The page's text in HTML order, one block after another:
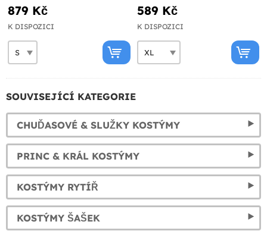
879 Kč
K DISPOZICI
589 Kč
K DISPOZICI
SOUVISEJÍCÍ KATEGORIE
CHUĎASOVÉ & SLUŽKY KOSTÝMY
PRINC & KRÁL KOSTÝMY
KOSTÝMY RYTÍŘ
KOSTÝMY ŠAŠEK